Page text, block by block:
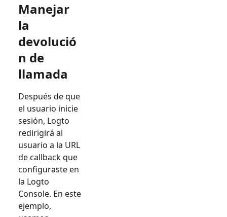
Manejar
la
devolució
n de
llamada
Después de que
el usuario inicie
sesión, Logto
redirigirá al
usuario a la URL
de callback que
configuraste en
la Logto
Console. En este
ejemplo,